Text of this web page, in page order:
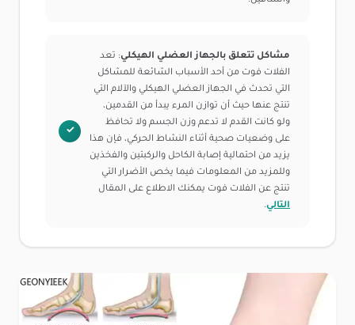
مشاكل تتعلق بالجهاز العضلي الهيكلي: تعد
الفلات فوت من أحد الأسباب الشائعة للمشاكل
التي تحدث في الجهاز العضلي الهيكلي والآلام التي
تنتج عنها حيث أن توازن المرء يبدأ من القدمين،
ولو كانت القدم لا تدعم وزن الجسم ولا تحافظ
على وضعيات صحية أثناء النشاط الحركي، فإن هذا
يزيد من احتمالية إصابة الكاحل والركبتين والفخذين
وللمزيد من المعلومات فيما يخص الأضرار التي
تنتج عن الفلات فوت يمكنك الاطلاع على المقال
التالي.